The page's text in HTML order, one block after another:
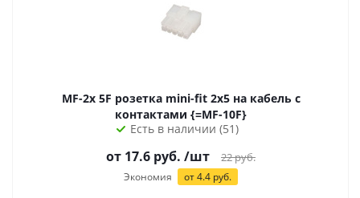
MF-2x 5F розетка mini-fit 2х5 на кабель с
контактами {=MF-10F}
Есть в наличии (51)
от 17.6 руб. /шт 22руб.
Экономия от 4.4 руб.